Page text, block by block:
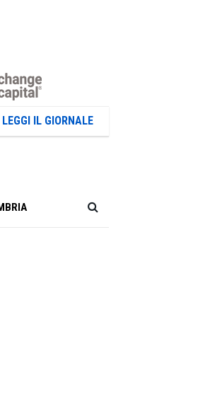
LEGGI IL GIORNALE